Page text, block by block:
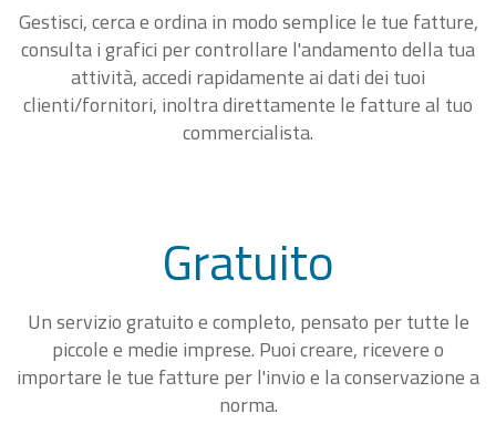
Gestisci, cerca e ordina in modo semplice le tue fatture,
consulta i grafici per controllare l'andamento della tua
attività, accedi rapidamente ai dati dei tuoi
clienti/fornitori, inoltra direttamente le fatture al tuo
commercialista.
Gratuito
Un servizio gratuito e completo, pensato per tutte le
piccole e medie imprese. Puoi creare, ricevere o
importare le tue fatture per l'invio e la conservazione a
norma.